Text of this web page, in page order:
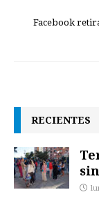
Facebook
RECIENTES